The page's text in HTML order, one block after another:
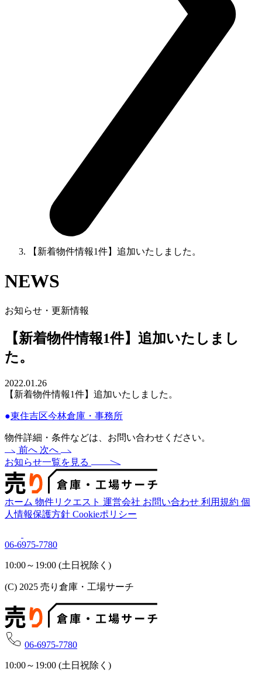
【新着物件情報1件】追加いたしました。
NEWS
お知らせ・更新情報
【新着物件情報1件】追加いたしまし
た。
2022.01.26
【新着物件情報1件】追加いたしました。
●東住吉区今林倉庫・事務所
物件詳細・条件などは、お問い合わせください。
前へ 次へ
お知らせ一覧を見る
ホーム 物件リクエスト 運営会社 お問い合わせ 利用規約 個
人情報保護方針 Cookieポリシー
06-6975-7780
10:00～19:00 (土日祝除く)
(C) 2025 売り倉庫・工場サーチ
06-6975-7780
10:00～19:00 (土日祝除く)